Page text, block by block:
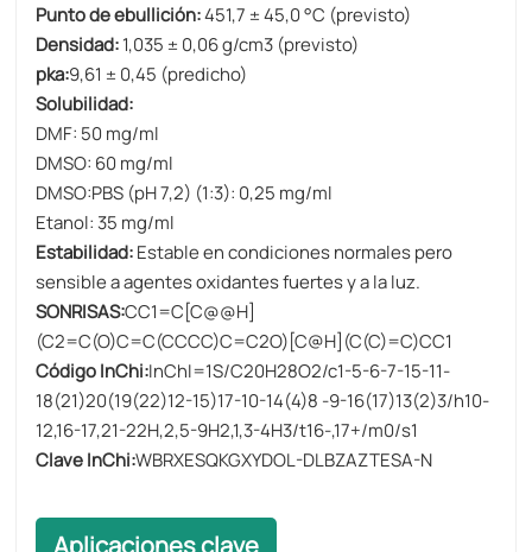
Punto de ebullición:451,7 ± 45,0 °C (previsto)
Densidad:1,035 ± 0,06 g/cm3 (previsto)
pka:9,61 ± 0,45 (predicho)
Solubilidad:
DMF: 50 mg/ml
DMSO: 60 mg/ml
DMSO:PBS (pH 7,2) (1:3): 0,25 mg/ml
Etanol: 35 mg/ml
Estabilidad:Estable en condiciones normales pero
sensible a agentes oxidantes fuertes y a la luz.
SONRISAS:CC1=C[C@@H]
(C2=C(O)C=C(CCCC)C=C2O)[C@H](C(C)=C)CC1
Código InChi:InChI=1S/C20H28O2/c1-5-6-7-15-11-
18(21)20(19(22)12-15)17-10-14(4)8 -9-16(17)13(2)3/h10-
12,16-17,21-22H,2,5-9H2,1,3-4H3/t16-,17+/m0/s1
Clave InChi:WBRXESQKGXYDOL-DLBZAZTESA-N